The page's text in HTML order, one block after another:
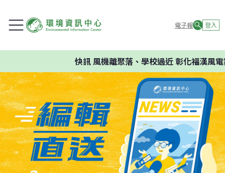
電子報 登入
快訊風機離聚落、學校過近 彰化福漢風電